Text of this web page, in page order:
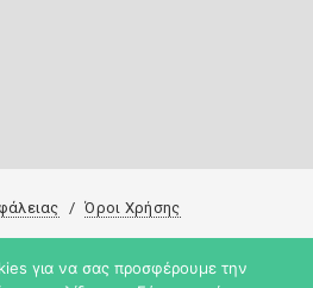
Όροι Χρήσης
Knowledge A.E.
για να σας προσφέρουμε την